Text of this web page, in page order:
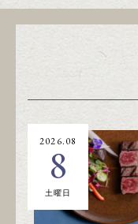
2026.08
8
土曜日